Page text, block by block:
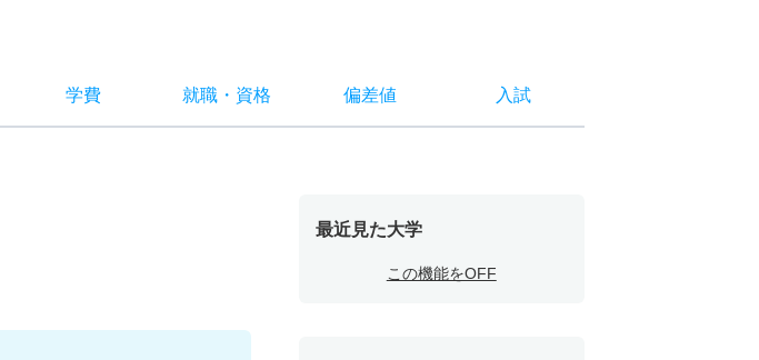
学費 就職・ 資格 偏差値 入試
最近見た大学
この機能をOFF